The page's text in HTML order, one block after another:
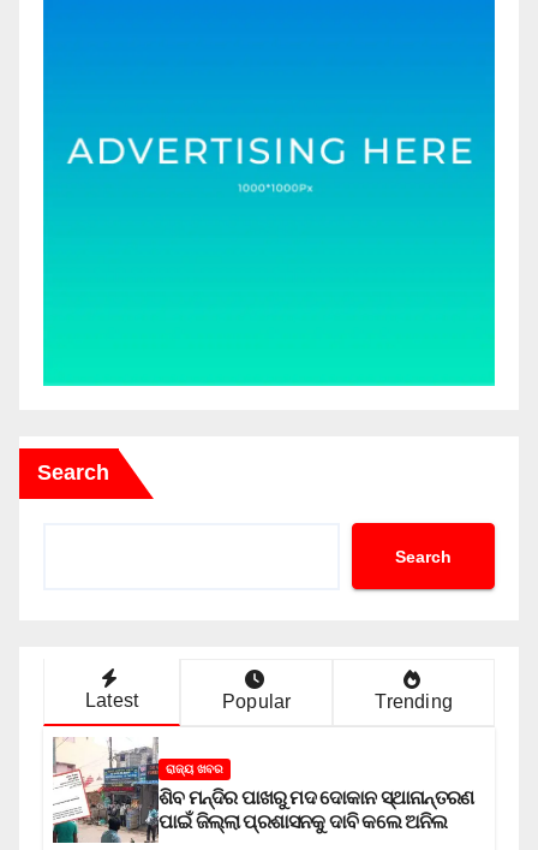
Search
Search
Latest Popular Trending
ରାଜ୍ୟ ଖବର
ଶିବ ମନ୍ଦିର ପାଖରୁ ମଦ ଦୋକାନ ସ୍ଥାନାନ୍ତରଣ
ପାଇଁ ଜିଲ୍ଲା ପ୍ରଶାସନକୁ ଦାବି କଲେ ଅନିଲ